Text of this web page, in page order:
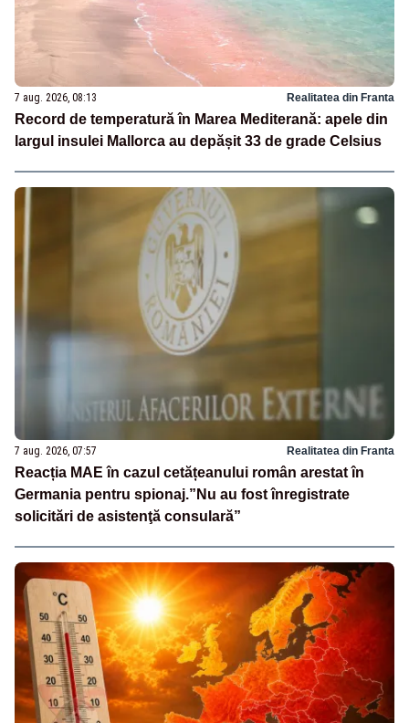
7 aug. 2026, 08:13 Realitatea din Franta
Record de temperatură în Marea Mediterană: apele din
largul insulei Mallorca au depășit 33 de grade Celsius
7 aug. 2026, 07:57 Realitatea din Franta
Reacția MAE în cazul cetățeanului român arestat în
Germania pentru spionaj.”Nu au fost înregistrate
solicitări de asistenţă consulară”